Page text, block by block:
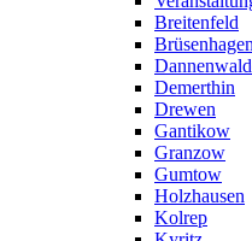
Breitenfeld
Brüsenhagen
Demerthin
Drewen
Gantikow
Granzow
Gumtow
Holzhausen
Kolrep